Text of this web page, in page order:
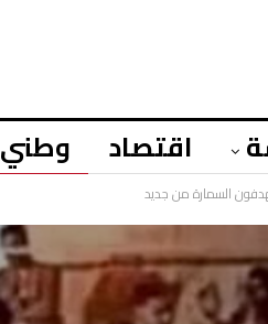
اقتصاد وطني
السمارة من جديد